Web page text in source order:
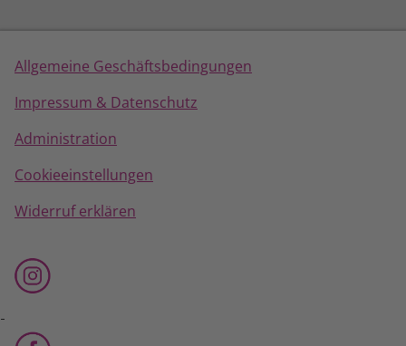
Allgemeine Geschäftsbedingungen
Impressum & Datenschutz
Administration
Cookieeinstellungen
Widerruf erklären